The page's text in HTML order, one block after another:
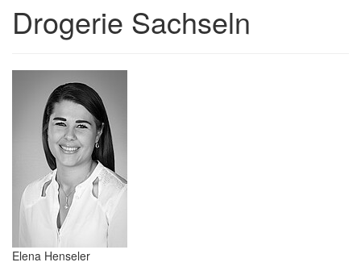
Drogerie Sachseln
Elena Henseler